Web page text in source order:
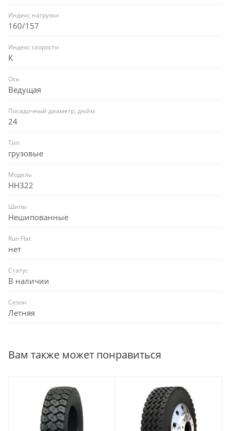
Индекс нагрузки
160/157
Индекс скорости
K
Ось
Ведущая
Посадочный диаметр, дюйм
24
Тип
грузовые
Модель
HH322
Шипы
Нешипованные
Run Flat
нет
Статус
В наличии
Сезон
Летняя
Вам также может понравиться